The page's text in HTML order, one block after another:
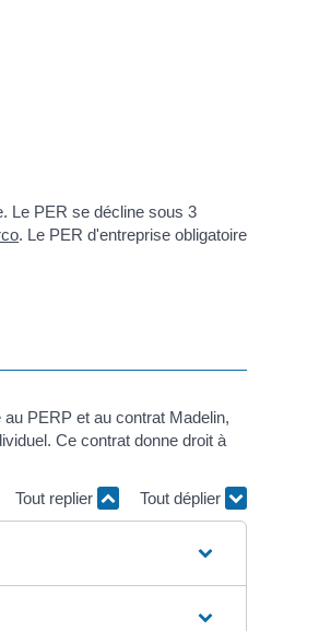
Le PER se décline sous 3
. Le PER d'entreprise obligatoire
PERP et au contrat Madelin,
Ce contrat donne droit à
Tout replier
Tout déplier